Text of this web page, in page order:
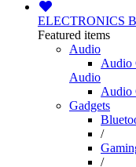
ELECTRONICS
Featured items
Audio
Audio
Audio
Audio
Gadgets
/
/